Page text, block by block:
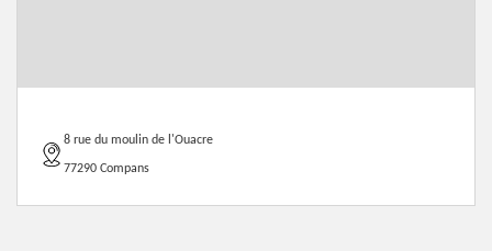
8 rue du moulin de l'Ouacre
77290 Compans